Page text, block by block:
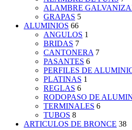
ALAMBRE
GRAPAS 5
ALUMINIOS 66
ANGULOS 1
BRIDAS 7
CANTONERA 7
PASANTES 6
PERFILES DE
PLATINAS 1
REGLAS 6
RODOPASO DE
TERMINALES 6
TUBOS 8
ARTICULOS DE BRONCE 38